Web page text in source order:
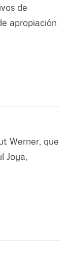
de
apropiación
Werner, que
Joya,